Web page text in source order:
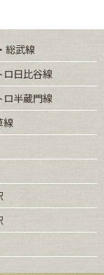
総武線
ロ日比谷線
ロ半蔵門線
線